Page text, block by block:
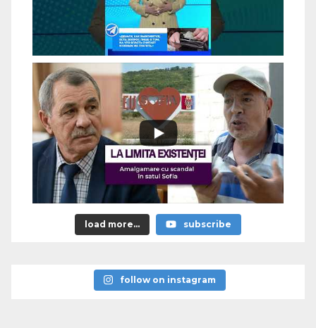
load more... subscribe
follow on instagram